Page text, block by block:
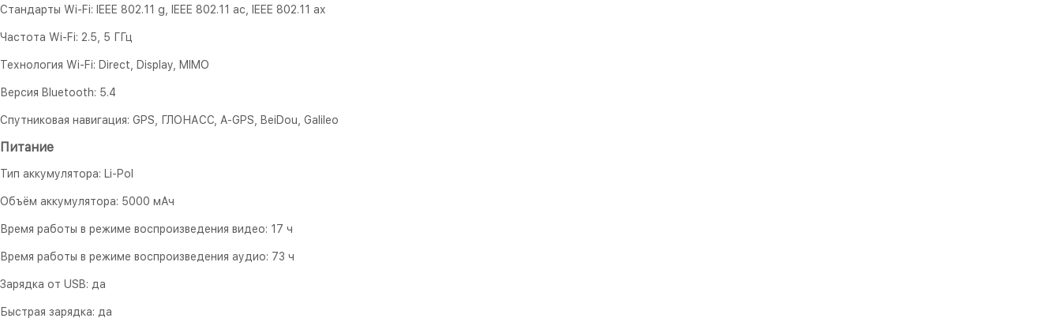
Стандарты Wi-Fi: IEEE 802.11 g, IEEE 802.11 ac, IEEE 802.11 ax
Частота Wi-Fi: 2.5, 5 ГГц
Технология Wi-Fi: Direct, Display, MIMO
Версия Bluetooth: 5.4
Спутниковая навигация: GPS, ГЛОНАСС, A-GPS, BeiDou, Galileo
Питание
Тип аккумулятора: Li-Pol
Объём аккумулятора: 5000 мАч
Время работы в режиме воспроизведения видео: 17 ч
Время работы в режиме воспроизведения аудио: 73 ч
Зарядка от USB: да
Быстрая зарядка: да